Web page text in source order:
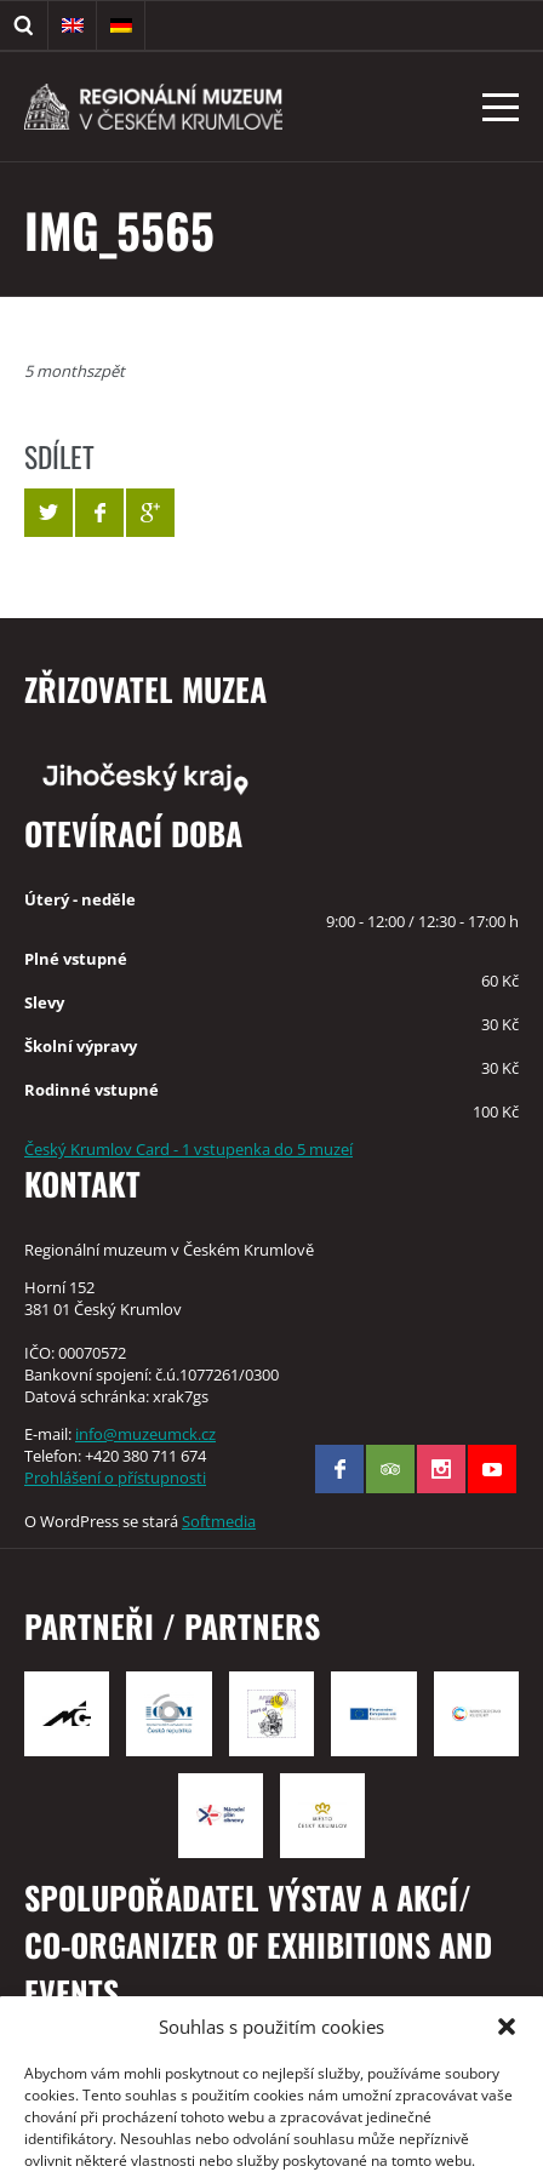
Souhlas s použitím cookies
Abychom vám mohli poskytnout co nejlepší služby, používáme soubory
cookies. Tento souhlas s použitím cookies nám umožní zpracovávat vaše
chování při procházení tohoto webu a zpracovávat jedinečné
identifikátory. Nesouhlas nebo odvolání souhlasu může nepříznivě
ovlivnit některé vlastnosti nebo služby poskytované na tomto webu.
IMG_5565
5 monthszpět
SDÍLET
ZŘIZOVATEL MUZEA
OTEVÍRACÍ DOBA
Úterý - neděle
9:00 - 12:00 / 12:30 - 17:00 h
Plné vstupné
60 Kč
Slevy
30 Kč
Školní výpravy
30 Kč
Rodinné vstupné
100 Kč
Český Krumlov Card - 1 vstupenka do 5 muzeí
KONTAKT
Regionální muzeum v Českém Krumlově
Horní 152
381 01 Český Krumlov
IČO: 00070572
Bankovní spojení: č.ú.1077261/0300
Datová schránka: xrak7gs
E-mail: info@muzeumck.cz
Telefon: +420 380 711 674
Prohlášení o přístupnosti
O WordPress se staráSoftmedia
PARTNEŘI / PARTNERS
SPOLUPOŘADATEL VÝSTAV A AKCÍ/
CO-ORGANIZER OF EXHIBITIONS AND
EVENTS